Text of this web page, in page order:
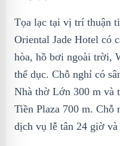
Tọa lạc tại vị trí thuận
Oriental Jade Hotel có
hòa, hồ bơi ngoài trời,
thể dục. Chỗ nghỉ có
Nhà thờ Lớn 300 m và
Tiền Plaza 700 m. Chỗ
dịch vụ lễ tân 24 giờ